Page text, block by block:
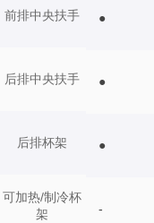
前排中央扶手
后排中央扶手
后排杯架
可加热/制冷杯
架
●
●
●
-